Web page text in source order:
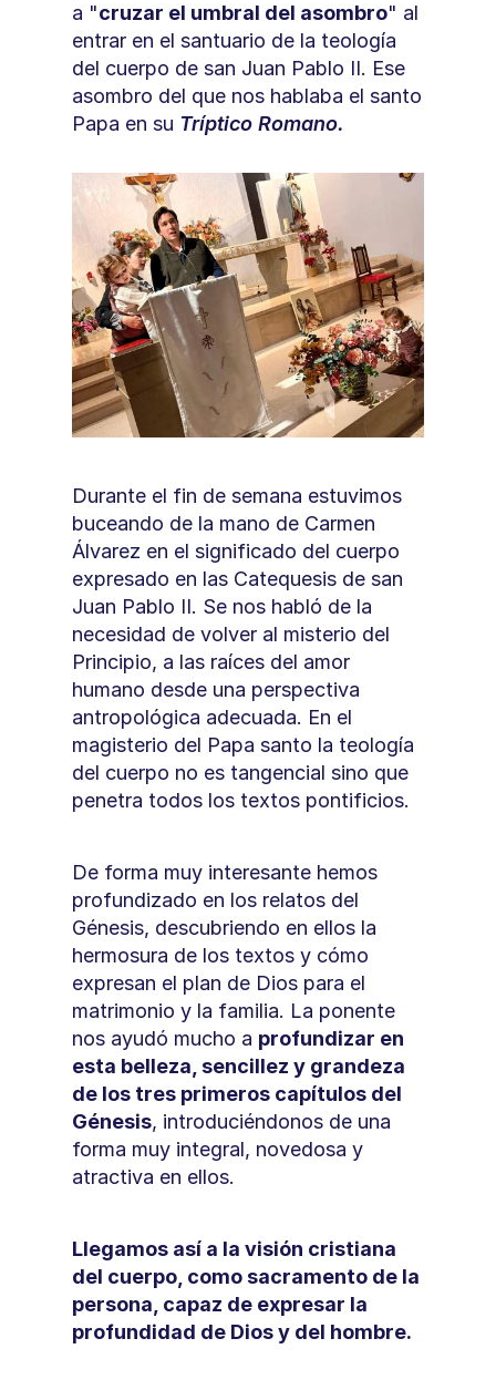
a "cruzar el umbral del asombro" al
entrar en el santuario de la teología
del cuerpo de san Juan Pablo II. Ese
asombro del que nos hablaba el santo
Papa en su Tríptico Romano.
Durante el fin de semana estuvimos
buceando de la mano de Carmen
Álvarez en el significado del cuerpo
expresado en las Catequesis de san
Juan Pablo II. Se nos habló de la
necesidad de volver al misterio del
Principio, a las raíces del amor
humano desde una perspectiva
antropológica adecuada. En el
magisterio del Papa santo la teología
del cuerpo no es tangencial sino que
penetra todos los textos pontificios.
De forma muy interesante hemos
profundizado en los relatos del
Génesis, descubriendo en ellos la
hermosura de los textos y cómo
expresan el plan de Dios para el
matrimonio y la familia. La ponente
nos ayudó mucho a profundizar en
esta belleza, sencillez y grandeza
de los tres primeros capítulos del
Génesis, introduciéndonos de una
forma muy integral, novedosa y
atractiva en ellos.
Llegamos así a la visión cristiana
del cuerpo, como sacramento de la
persona, capaz de expresar la
profundidad de Dios y del hombre.